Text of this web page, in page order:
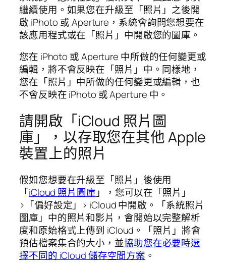
繼續使用。如果您在升級至「照片」之後開
啟 iPhoto 或 Aperture，系統會詢問您想要在
該應用程式或在「照片」中開啟您的圖庫。
您在 iPhoto 或 Aperture 中所做的任何變更或
編輯，將不會反映在「照片」中。同樣地，
您在「照片」中所做的任何變更或編輯，也
不會反映在 iPhoto 或 Aperture 中。
請開啟「iCloud 照片圖
庫」，以存取您在其他 Apple
裝置上的照片
假如您想要在升級至「照片」後使用
「iCloud 照片圖庫 」，您可以在「照片」
>「偏好設定」> iCloud 中開啟。「系統照片
圖庫」中的照片和影片，會開始以完整解析
度和原始格式上傳到 iCloud。「照片」將會
預估檔案集合的大小，並協助您在必要時選
擇不同的 iCloud 儲存空間方案 。